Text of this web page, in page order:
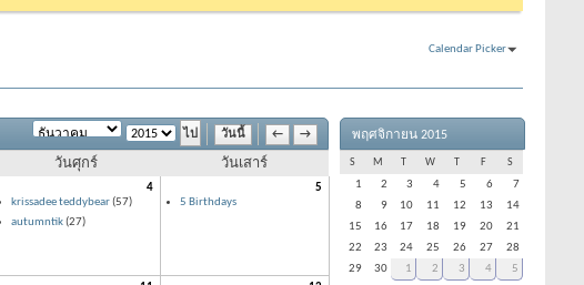
Calendar Picker
วันนี้ ← →
วันศุกร์ วันเสาร์
4
krissadee teddybear(57)
autumntik(27)
5
5 Birthdays
พฤศจิกายน 2015
S M W F S
1 2 3 4 5 6
7
8
9 10 11 12 13
14
15
16 17 18 19 20
21
22
23 24 25 26 27
28
29
30 1 2 3 4 5